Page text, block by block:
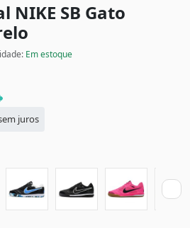
NIKE SB Gato
Em estoque
juros